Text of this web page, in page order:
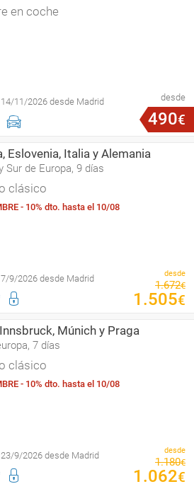
en coche
11/2026 desde Madrid desde
490€
Eslovenia, Italia y Alemania
Sur de Europa, 9 días
clásico
- 10% dto. hasta el 10/08
9/2026 desde Madrid desde
1.672€
1 .505€
Múnich y Praga
7 días
clásico
- 10% dto. hasta el 10/08
9/2026 desde Madrid desde
1.180€
1 .062€